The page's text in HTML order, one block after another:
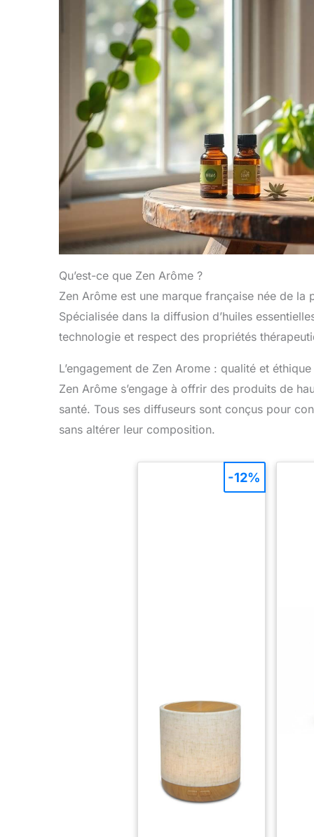
Qu’est-ce que Zen Arôme ?
Zen Arôme est une marque française née de la
Spécialisée dans la diffusion d’huiles
technologie et respect des propriétés
L’engagement de Zen Arome : qualité et éthique
Zen Arôme s’engage à offrir des produits de
santé. Tous ses diffuseurs sont conçus pour
sans altérer leur composition.
-12%